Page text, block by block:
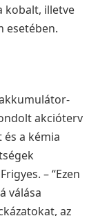
kobalt, illetve
esetében.
akcióterv
és a kémia
– “Ezen
válása
az